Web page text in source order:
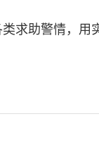
助警情，用